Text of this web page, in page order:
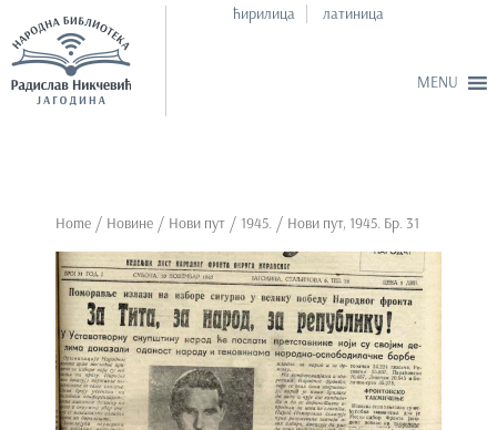
ћирилица латиница
Home / Новине / Нови пут / 1945. / Нови пут, 1945. Бр. 31